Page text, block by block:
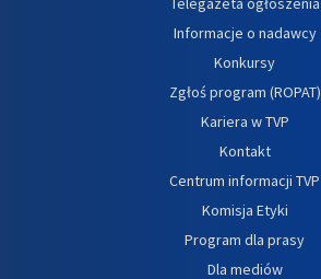
Informacje o nadawcy
Konkursy
Zgłoś program (ROPAT)
Kariera w TVP
Kontakt
Centrum informacji TVP
Komisja Etyki
Program dla prasy
Dla mediów